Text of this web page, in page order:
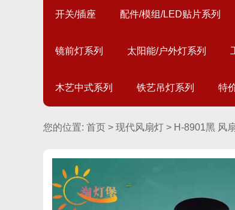
开关/插座 配件/模组/LED贴片系列
镜前灯系列 太阳能/户外灯系列
木艺中式系列 铁艺吊灯系列 特
您的位置: 首页 > 现代风扇灯 > H-8901黑 风